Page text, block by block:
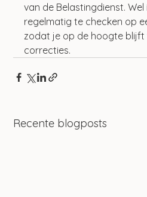
van de Belastingdienst.
regelmatig te checken op
zodat je op de hoogte blijft
correcties.
Recente blogposts